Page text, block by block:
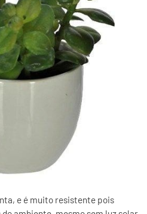
e é muito resistente pois